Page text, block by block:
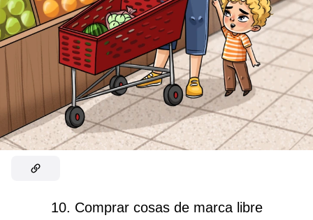
10. Comprar cosas de marca libre